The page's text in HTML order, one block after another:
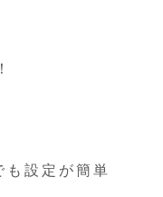
も設定が簡単